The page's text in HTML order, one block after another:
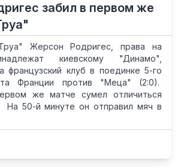
забил в первом же
Жерсон Родригес, права на
киевскому "Динамо",
французский клуб в поединке 5-го
Франции против "Меца" (2:0).
же матче сумел отличиться
На 50-й минуте он отправил мяч в